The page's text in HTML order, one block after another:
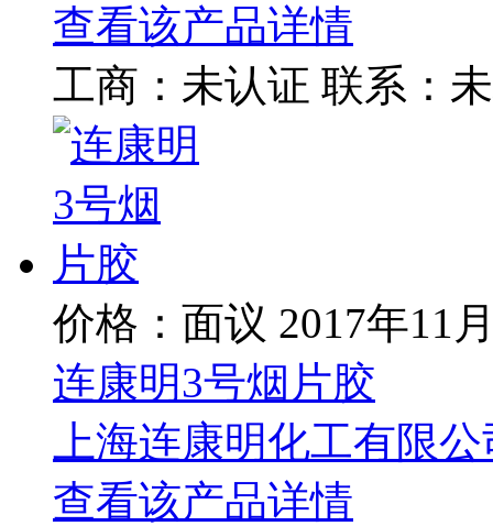
查看该产品详情
工商： 未认证 联系：
价格：面议 2017年11
连康明3号烟片胶
上海连康明化工有限
查看该产品详情